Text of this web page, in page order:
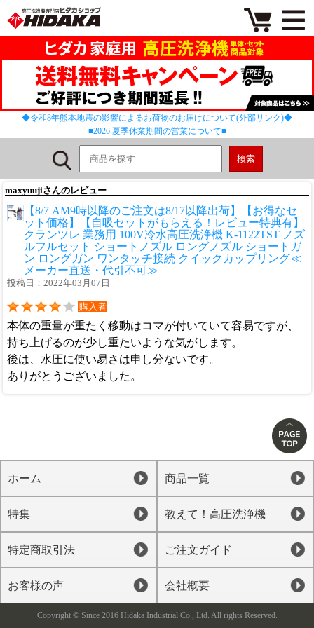
◆令和8年熊本地震の影響によるお荷物のお届けについて(外部リンク)◆
■2026 夏季休業期間の営業について■
maxyuujiさんのレビュー
【8/7 AM9時以降のご注文は8/17以降出荷】【お得なセ
ット価格】【自吸セットがもらえる！レビュー特典有】
クランツレ 業務用 100V冷水高圧洗浄機 K-1122TST ノズ
ルフルセット ショートノズル ロングノズル ショートガ
ン ロングガン ワンタッチ接続 クイックカップリング≪
メーカー直送・代引不可≫
投稿日：2022年03月07日
購入者
本体の重量が重たく移動はコマが付いていて容易ですが、
持ち上げるのが少し重たいような気がします。
後は、水圧に使い易さは申し分ないです。
ありがとうございました。
ホーム 商品一覧
特集 教えて！高圧洗浄機
特定商取引法 ご注文ガイド
お客様の声 会社概要
Copyright © Since 2016 Hidaka Industrial Co., Ltd. All rights Reserved.